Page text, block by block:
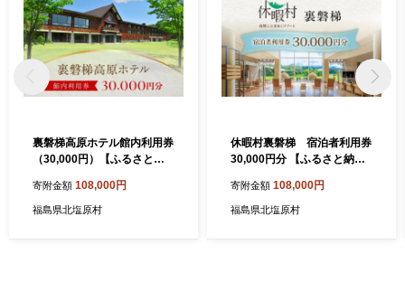
れる「山塩」は、「海塩」と違いカルシウム・マグネシウム・カ
リウムなどのミネラル成分の含有量が豊富で、海塩とは違った味
わいを楽しんでいただけます。
裏磐梯高原ホテル館内利用券
（30,000円）【ふるさと納
裏磐梯高原ホテル ギフト ク
ーポン ホテル利用券 宿泊 お
寄附金額 108,000円
福島県北塩原村
休暇村裏磐梯 宿泊者利用券
30,000円分 【ふるさと納税
泊クーポン プレゼント お祝
い ホテル 泊まり リゾート ス
寄附金額 108,000円
福島県北塩原村